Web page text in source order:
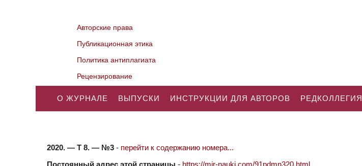
Авторские права
Публикационная этика
Политика антиплагиата
Рецензирование
О ЖУРНАЛЕ ВЫПУСКИ ИНСТРУКЦИИ ДЛЯ АВТОРОВ РЕДКОЛЛЕГИЯ
2020. — Т 8. — №3 - перейти к содержанию номера...
Постоянный адрес этой страницы - https://mir-nauki.com/91pdmn320.html